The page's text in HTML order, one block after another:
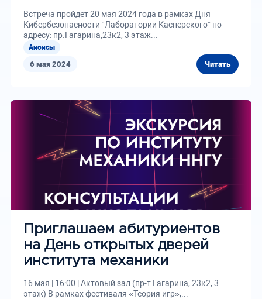
6 мая 2024 Читать
Лобачевского
Встреча пройдет 20 мая 2024 года в рамках Дня
Кибербезопасности “Лаборатории Касперского” по
адресу: пр.Гагарина,23к2, 3 этаж...
Анонсы
Приглашаем абитуриентов
на День открытых дверей
института механики
16 мая | 16:00 | Актовый зал (пр-т Гагарина, 23к2, 3
этаж) В рамках фестиваля «Теория игр»,...